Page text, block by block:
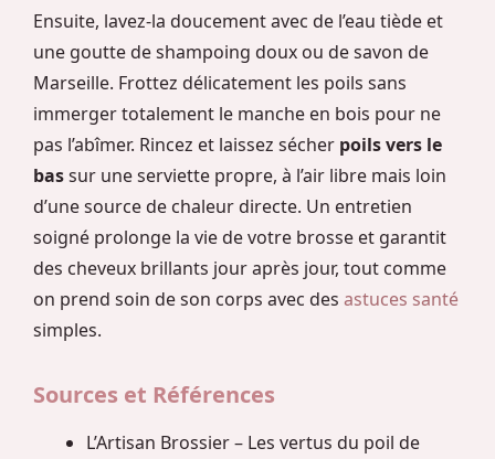
Ensuite, lavez-la doucement avec de l’eau tiède et
une goutte de shampoing doux ou de savon de
Marseille. Frottez délicatement les poils sans
immerger totalement le manche en bois pour ne
pas l’abîmer. Rincez et laissez sécher poils vers le
bassur une serviette propre, à l’air libre mais loin
d’une source de chaleur directe. Un entretien
soigné prolonge la vie de votre brosse et garantit
des cheveux brillants jour après jour, tout comme
on prend soin de son corps avec des astuces santé
simples.
Sources et Références
L’Artisan Brossier – Les vertus du poil de